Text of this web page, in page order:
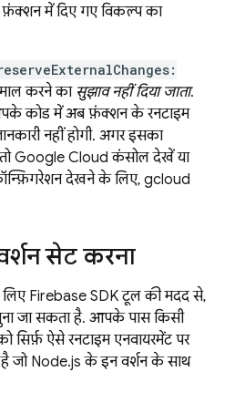
फ़ंक्शन में दिए गए विकल्प का
करने का सुझाव नहीं दिया जाता.
कोड में अब फ़ंक्शन के रनटाइम
नहीं होगी. अगर इसका
Google Cloud कंसोल देखें या
देखने के लिए, gcloud
सेट करना
Firebase SDK टूल की मदद से,
जा सकता है. आपके पास किसी
सिर्फ़ ऐसे रनटाइम एनवायरमेंट पर
है जो Node.js के इन वर्शन के साथ